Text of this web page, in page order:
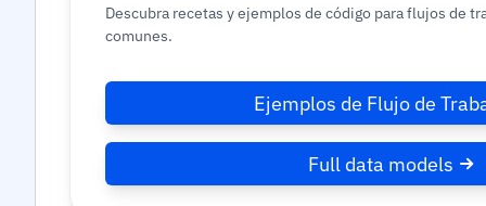
Descubra recetas y ejemplos de código para flujos de
comunes.
Ejemplos de Flujo de
Full data models